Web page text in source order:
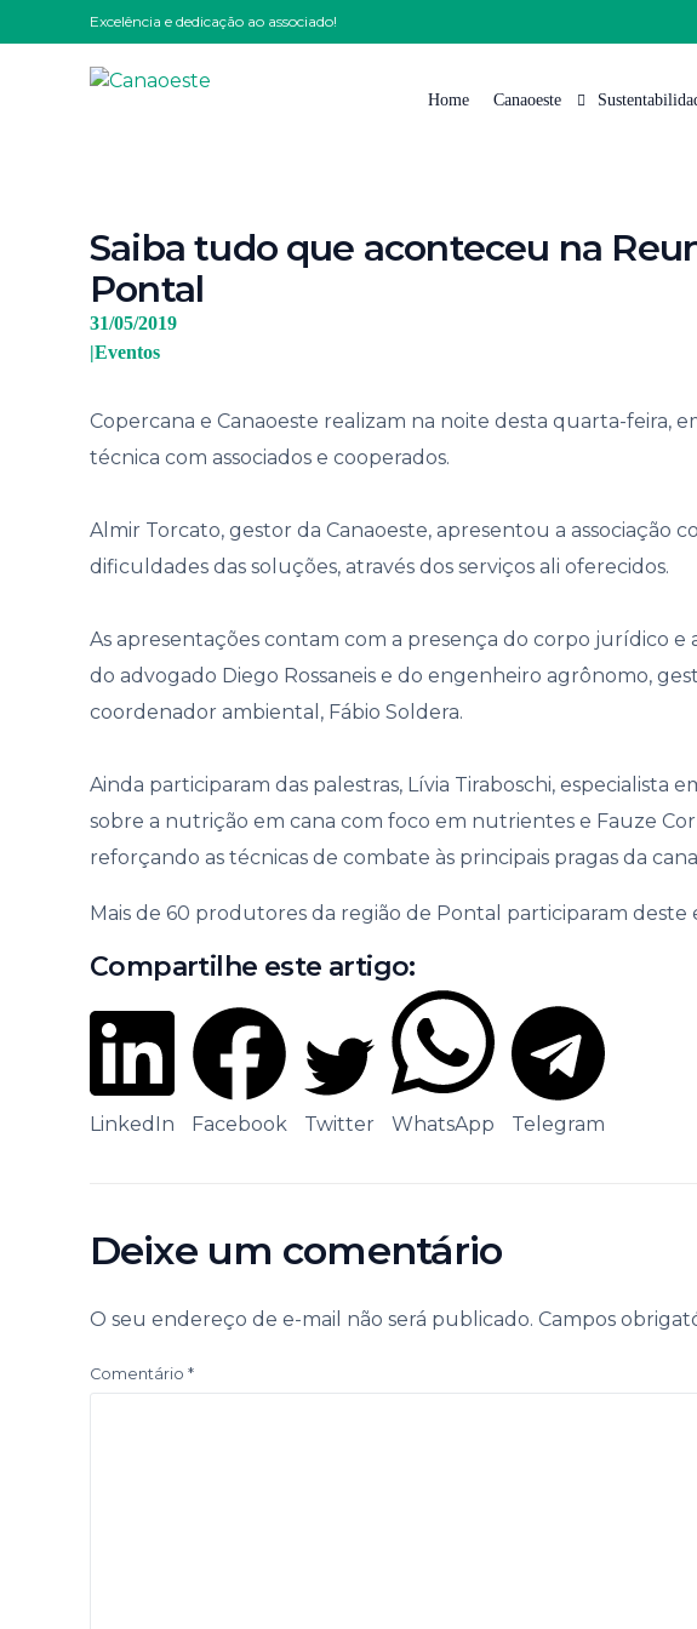
Excelência e dedicação ao associado!
Home Canaoeste
Nossa Equipe
Trabalhe Conosco
Governança
Programa
Saiba tudo que aconteceu na
Pontal
31/05/2019
Eventos
Copercana e Canaoeste realizam na noite desta quarta-feira,
técnica com associados e cooperados.
Almir Torcato, gestor da Canaoeste, apresentou a associação
dificuldades das soluções, através dos serviços ali oferecidos.
As apresentações contam com a presença do corpo jurídico e
do advogado Diego Rossaneis e do engenheiro agrônomo,
coordenador ambiental, Fábio Soldera.
Ainda participaram das palestras, Lívia Tiraboschi, especialista
sobre a nutrição em cana com foco em nutrientes e Fauze
reforçando as técnicas de combate às principais pragas da
Mais de 60 produtores da região de Pontal participaram deste
Compartilhe este artigo:
LinkedIn Facebook Twitter WhatsApp Telegram
Deixe um comentário
O seu endereço de e-mail não será publicado. Campos
Comentário *